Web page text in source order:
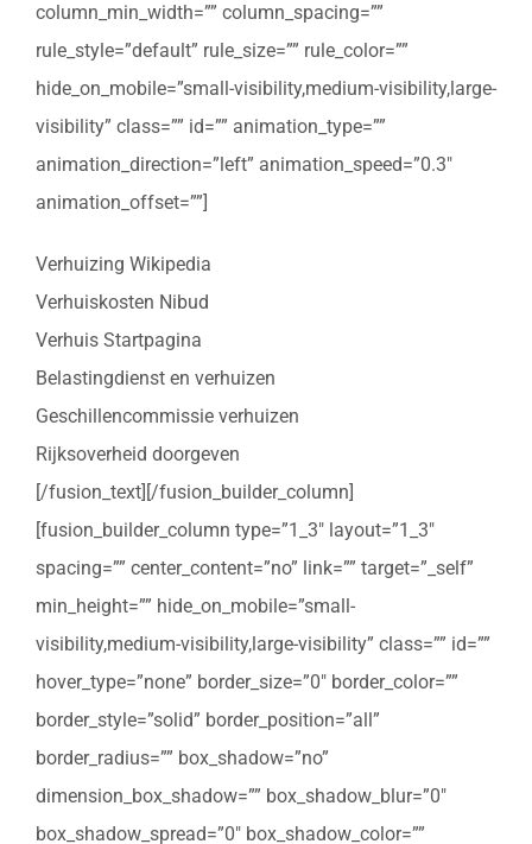
column_min_width=”” column_spacing=””
rule_style=”default” rule_size=”” rule_color=””
hide_on_mobile=”small-visibility,medium-visibility,large-
visibility” class=”” id=”” animation_type=””
animation_direction=”left” animation_speed=”0.3″
animation_offset=””]
Verhuizing Wikipedia
Verhuiskosten Nibud
Verhuis Startpagina
Belastingdienst en verhuizen
Geschillencommissie verhuizen
Rijksoverheid doorgeven
[/fusion_text][/fusion_builder_column]
[fusion_builder_column type=”1_3″ layout=”1_3″
spacing=”” center_content=”no” link=”” target=”_self”
min_height=”” hide_on_mobile=”small-
visibility,medium-visibility,large-visibility” class=”” id=””
hover_type=”none” border_size=”0″ border_color=””
border_style=”solid” border_position=”all”
border_radius=”” box_shadow=”no”
dimension_box_shadow=”” box_shadow_blur=”0″
box_shadow_spread=”0″ box_shadow_color=””